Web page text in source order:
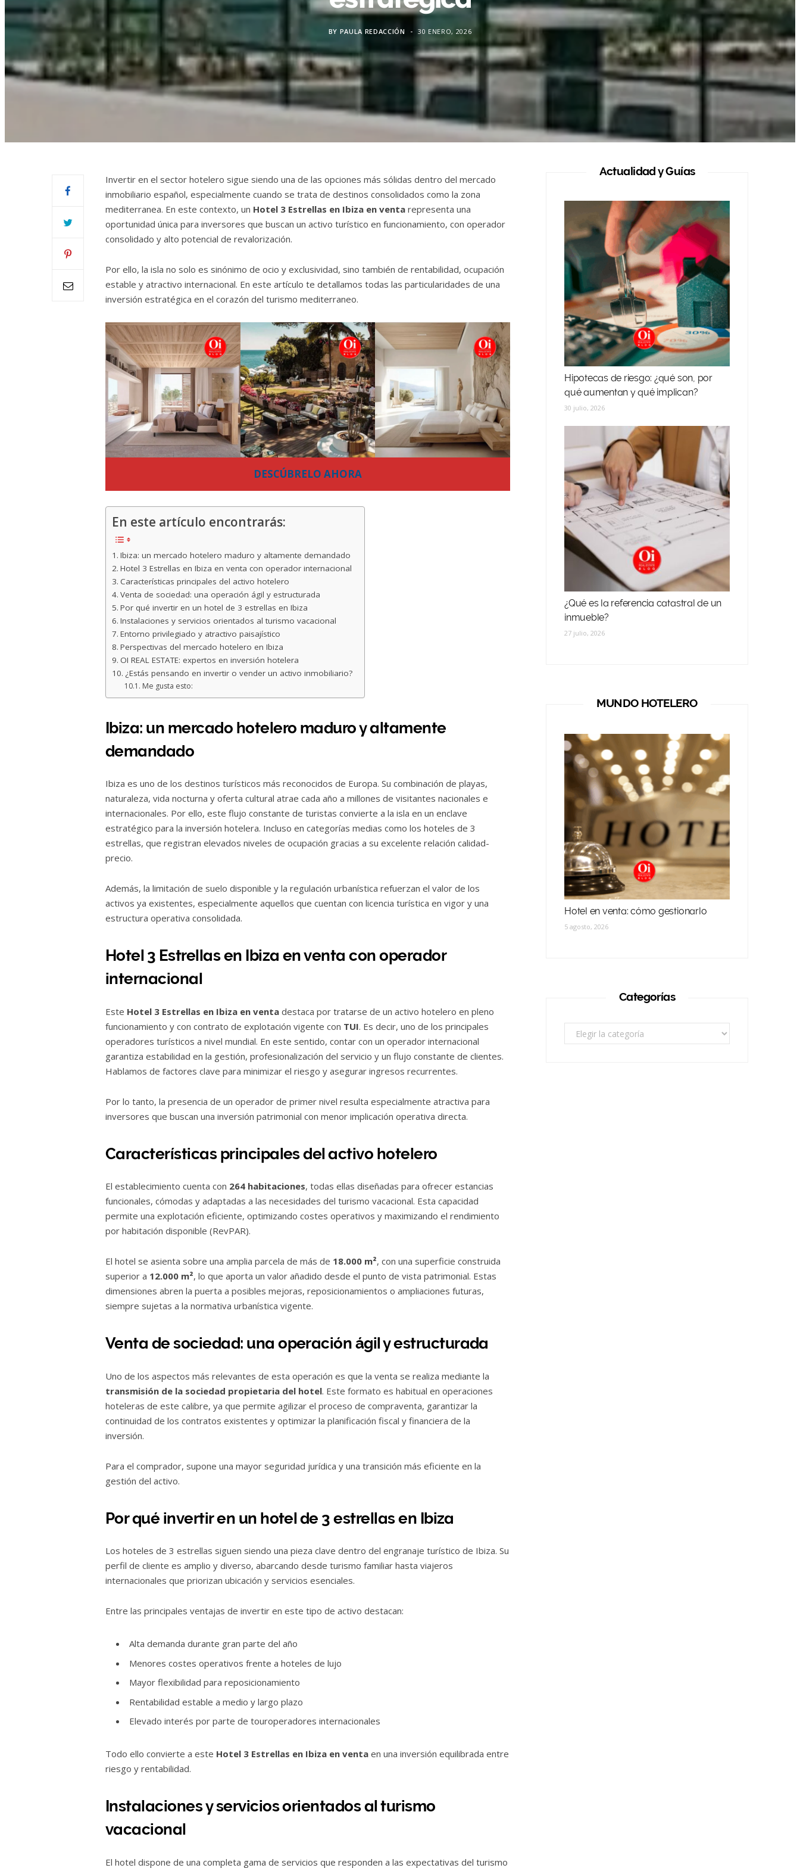
BY PAULA REDACCIÓN 30 ENERO, 2026
Invertir en el sector hotelero sigue siendo una de las opciones más sólidas dentro del mercado
inmobiliario español, especialmente cuando se trata de destinos consolidados como la zona
mediterranea. En este contexto, un Hotel 3 Estrellas en Ibiza en venta representa una
oportunidad única para inversores que buscan un activo turístico en funcionamiento, con operador
consolidado y alto potencial de revalorización.
Por ello, la isla no solo es sinónimo de ocio y exclusividad, sino también de rentabilidad, ocupación
estable y atractivo internacional. En este artículo te detallamos todas las particularidades de una
inversión estratégica en el corazón del turismo mediterraneo.
DESCÚBRELO AHORA
En este artículo encontrarás:
Ibiza: un mercado hotelero maduro y altamente demandado
Hotel 3 Estrellas en Ibiza en venta con operador internacional
Características principales del activo hotelero
Venta de sociedad: una operación ágil y estructurada
Por qué invertir en un hotel de 3 estrellas en Ibiza
Instalaciones y servicios orientados al turismo vacacional
Entorno privilegiado y atractivo paisajístico
Perspectivas del mercado hotelero en Ibiza
OI REAL ESTATE: expertos en inversión hotelera
¿Estás pensando en invertir o vender un activo inmobiliario?
Me gusta esto:
Ibiza: un mercado hotelero maduro y altamente
demandado
Ibiza es uno de los destinos turísticos más reconocidos de Europa. Su combinación de playas,
naturaleza, vida nocturna y oferta cultural atrae cada año a millones de visitantes nacionales e
internacionales. Por ello, este flujo constante de turistas convierte a la isla en un enclave
estratégico para la inversión hotelera. Incluso en categorías medias como los hoteles de 3
estrellas, que registran elevados niveles de ocupación gracias a su excelente relación calidad-
precio.
Además, la limitación de suelo disponible y la regulación urbanística refuerzan el valor de los
activos ya existentes, especialmente aquellos que cuentan con licencia turística en vigor y una
estructura operativa consolidada.
Hotel 3 Estrellas en Ibiza en venta con operador
internacional
Este Hotel 3 Estrellas en Ibiza en venta destaca por tratarse de un activo hotelero en pleno
funcionamiento y con contrato de explotación vigente con TUI. Es decir, uno de los principales
operadores turísticos a nivel mundial. En este sentido, contar con un operador internacional
garantiza estabilidad en la gestión, profesionalización del servicio y un flujo constante de clientes.
Hablamos de factores clave para minimizar el riesgo y asegurar ingresos recurrentes.
Por lo tanto, la presencia de un operador de primer nivel resulta especialmente atractiva para
inversores que buscan una inversión patrimonial con menor implicación operativa directa.
Características principales del activo hotelero
El establecimiento cuenta con 264 habitaciones, todas ellas diseñadas para ofrecer estancias
funcionales, cómodas y adaptadas a las necesidades del turismo vacacional. Esta capacidad
permite una explotación eficiente, optimizando costes operativos y maximizando el rendimiento
por habitación disponible (RevPAR).
El hotel se asienta sobre una amplia parcela de más de 18.000 m², con una superficie construida
superior a 12.000 m², lo que aporta un valor añadido desde el punto de vista patrimonial. Estas
dimensiones abren la puerta a posibles mejoras, reposicionamientos o ampliaciones futuras,
siempre sujetas a la normativa urbanística vigente.
Venta de sociedad: una operación ágil y estructurada
Uno de los aspectos más relevantes de esta operación es que la venta se realiza mediante la
transmisión de la sociedad propietaria del hotel. Este formato es habitual en operaciones
hoteleras de este calibre, ya que permite agilizar el proceso de compraventa, garantizar la
continuidad de los contratos existentes y optimizar la planificación fiscal y financiera de la
inversión.
Para el comprador, supone una mayor seguridad jurídica y una transición más eficiente en la
gestión del activo.
Por qué invertir en un hotel de 3 estrellas en Ibiza
Los hoteles de 3 estrellas siguen siendo una pieza clave dentro del engranaje turístico de Ibiza. Su
perfil de cliente es amplio y diverso, abarcando desde turismo familiar hasta viajeros
internacionales que priorizan ubicación y servicios esenciales.
Entre las principales ventajas de invertir en este tipo de activo destacan:
Alta demanda durante gran parte del año
Menores costes operativos frente a hoteles de lujo
Mayor flexibilidad para reposicionamiento
Rentabilidad estable a medio y largo plazo
Elevado interés por parte de touroperadores internacionales
Todo ello convierte a este Hotel 3 Estrellas en Ibiza en venta en una inversión equilibrada entre
riesgo y rentabilidad.
Instalaciones y servicios orientados al turismo
vacacional
El hotel dispone de una completa gama de servicios que responden a las expectativas del turismo
Actualidad y Guías
Hipotecas de riesgo: ¿qué son, por
qué aumentan y qué implican?
30 julio, 2026
¿Qué es la referencia catastral de un
inmueble?
27 julio, 2026
MUNDO HOTELERO
Hotel en venta: cómo gestionarlo
5 agosto, 2026
Categorías
Categorías